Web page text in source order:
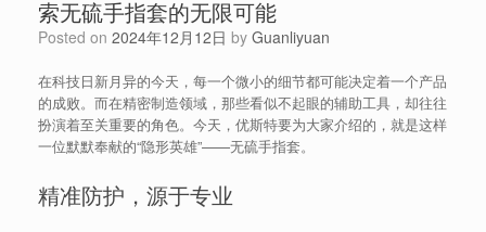
索无硫手指套的无限可能
Posted on 2024年12月12日 by Guanliyuan
在科技日新月异的今天，每一个微小的细节都可能决定着一个产品
的成败。而在精密制造领域，那些看似不起眼的辅助工具，却往往
扮演着至关重要的角色。今天，优斯特要为大家介绍的，就是这样
一位默默奉献的“隐形英雄”——无硫手指套。
精准防护，源于专业